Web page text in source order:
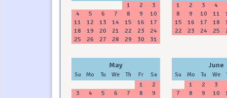
1 2
3
4
5 6 7 8 9
10
11
12 13 14 15 16
17
18
19 20 21 22 23
24
25
26 27 28 29 30 31
1 2 3 4
8
9 10 11
15
16 17 18
22
23 24 25
May
Su Mo Tu We Th Fr Sa
1
2
3
4 5 6 7 8
9
June
Su Mo Tu We
1 2 3
7
8 9 10